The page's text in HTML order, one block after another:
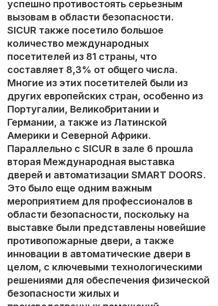
успешно противостоять серьезным
вызовам в области безопасности.
SICUR также посетило большое
количество международных
посетителей из 81 страны, что
составляет 8,3% от общего числа.
Многие из этих посетителей были из
других европейских стран, особенно из
Португалии, Великобритании и
Германии, а также из Латинской
Америки и Северной Африки.
Параллельно с SICUR в зале 6 прошла
вторая Международная выставка
дверей и автоматизации SMART DOORS.
Это было еще одним важным
мероприятием для профессионалов в
области безопасности, поскольку на
выставке были представлены новейшие
противопожарные двери, а также
инновации в автоматические двери в
целом, с ключевыми технологическими
решениями для обеспечения физической
безопасности жилых и